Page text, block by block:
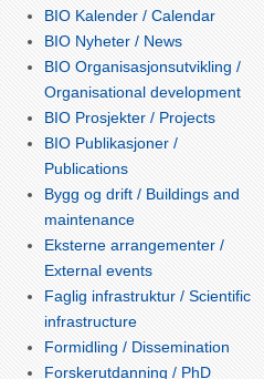
BIO Kalender / Calendar
BIO Nyheter / News
BIO Organisasjonsutvikling /
Organisational development
BIO Prosjekter / Projects
BIO Publikasjoner /
Publications
Bygg og drift / Buildings and
maintenance
Eksterne arrangementer /
External events
Faglig infrastruktur / Scientific
infrastructure
Formidling / Dissemination
Forskerutdanning / PhD